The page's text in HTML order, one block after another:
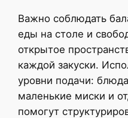
Важно соблюдать
еды на столе и
открытое
каждой закуски.
уровни подачи:
маленькие миски и
помогут